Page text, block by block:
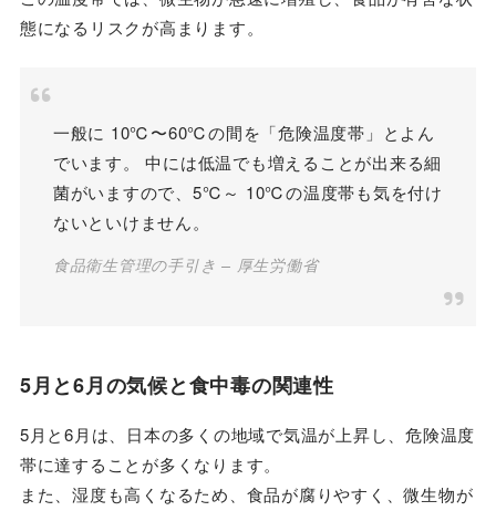
態になるリスクが高まります。
一般に 10℃〜60℃の間を「危険温度帯」とよん
でいます。 中には低温でも増えることが出来る細
菌がいますので、5℃～ 10℃の温度帯も気を付け
ないといけません。
食品衛生管理の手引き – 厚生労働省
5月と6月の気候と食中毒の関連性
5月と6月は、日本の多くの地域で気温が上昇し、危険温度
帯に達することが多くなります。
また、湿度も高くなるため、食品が腐りやすく、微生物が